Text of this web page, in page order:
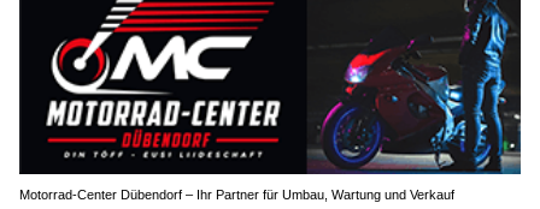
Motorrad-Center Dübendorf – Ihr Partner für Umbau, Wartung und Verkauf